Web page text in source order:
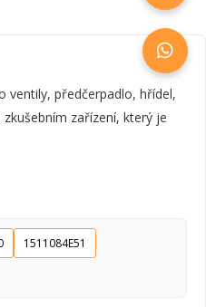
ventily, předčerpadlo, hřídel,
zařízení, který je
1511084E51